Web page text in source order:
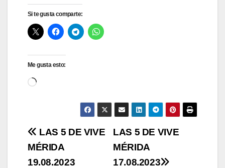
Si te gusta comparte:
Me gusta esto:
Cargando...
Navegación
de
LAS 5 DE VIVE
MÉRIDA
17.08.2023
LAS 5 DE VIVE
MÉRIDA
19.08.2023